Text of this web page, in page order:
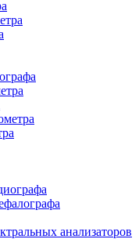
анализаторов